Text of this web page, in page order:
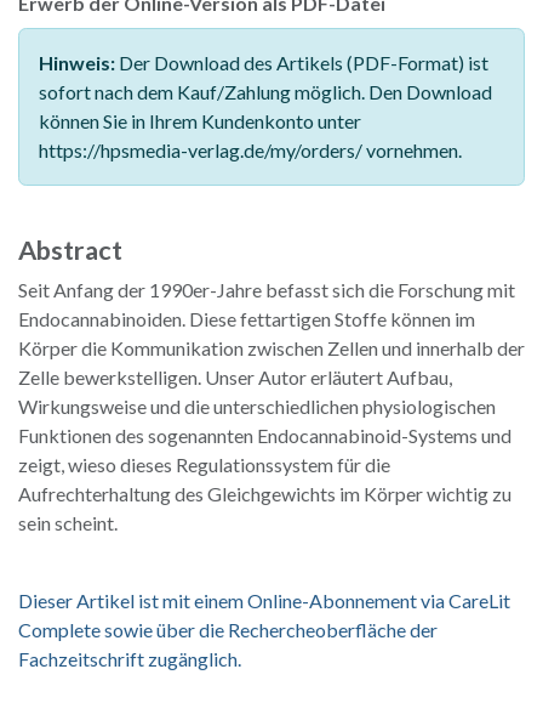
Hinweis: Der Download des Artikels (PDF-Format) ist
sofort nach dem Kauf/Zahlung möglich. Den Download
können Sie in Ihrem Kundenkonto unter
https://hpsmedia-verlag.de/my/orders/ vornehmen.
Abstract
Seit Anfang der 1990er-Jahre befasst sich die Forschung mit
Endocannabinoiden. Diese fettartigen Stoffe können im
Körper die Kommunikation zwischen Zellen und innerhalb der
Zelle bewerkstelligen. Unser Autor erläutert Aufbau,
Wirkungsweise und die unterschiedlichen physiologischen
Funktionen des sogenannten Endocannabinoid-Systems und
zeigt, wieso dieses Regulationssystem für die
Aufrechterhaltung des Gleichgewichts im Körper wichtig zu
sein scheint.
Dieser Artikel ist mit einem Online-Abonnement via CareLit
Complete sowie über die Rechercheoberfläche der
Fachzeitschrift zugänglich.